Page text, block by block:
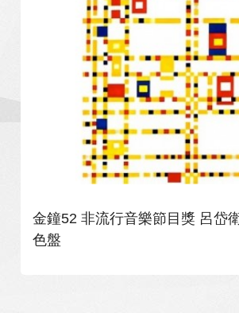
金鐘52 非流行音樂節目獎 呂岱
色盤